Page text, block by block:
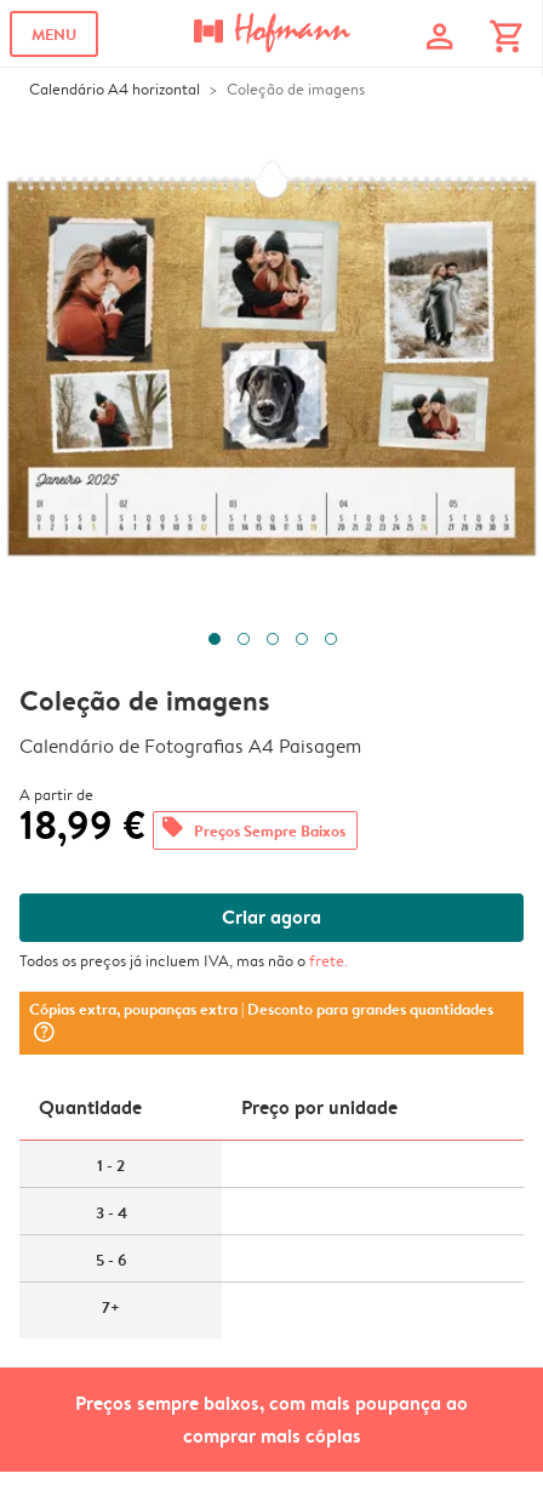
MENU profile shopping_cart
Calendário A4 horizontal Coleção de imagens
Preços sempre baixos, com mais poupança ao
comprar mais cópias
Coleção de imagens
Calendário de Fotografias A4 Paisagem
A partir de
18,99 € offers Preços Sempre Baixos
Criar agora
Todos os preços já incluem IVA, mas não ofrete.
Cópias extra, poupanças extra| Desconto para grandes quantidades
question_mark_circle
Quantidade Preço por unidade
1 - 2
3 - 4
5 - 6
7+